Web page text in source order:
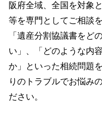
阪府全域、全国を対象
等を専門としてご相談
「遺産分割協議書をど
い」、「どのような内
か」といった相続問題
りのトラブルでお悩み
ださい。